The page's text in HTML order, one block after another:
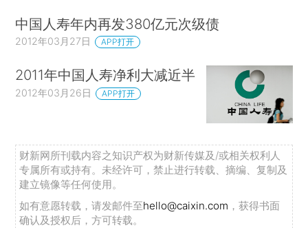
中国人寿年内再发380亿元次级债
2012年03月27日 APP打开
2011年中国人寿净利大减近半
2012年03月26日 APP打开
财新网所刊载内容之知识产权为财新传媒及/或相关权利人
专属所有或持有。未经许可，禁止进行转载、摘编、复制及
建立镜像等任何使用。
如有意愿转载，请发邮件至hello@caixin.com ，获得书面
确认及授权后，方可转载。